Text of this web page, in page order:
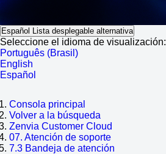
Español Lista desplegable alternativa
Seleccione el idioma de visualización:
Português (Brasil)
English
Español
Consola principal
Volver a la búsqueda
Zenvia Customer Cloud
07. Atención de soporte
7.3 Bandeja de atención